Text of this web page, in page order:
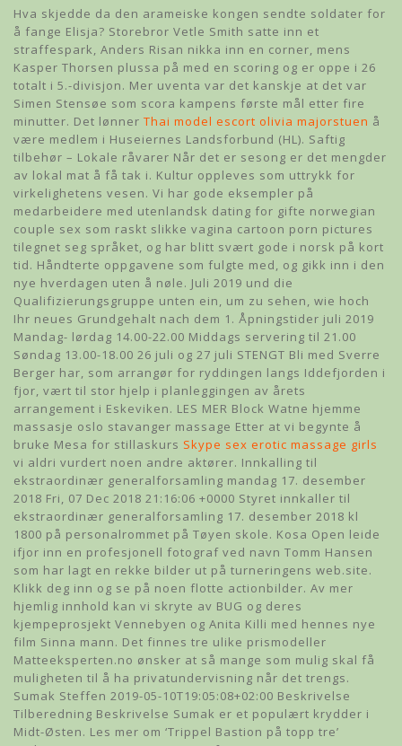
Hva skjedde da den arameiske kongen sendte soldater for
å fange Elisja? Storebror Vetle Smith satte inn et
straffespark, Anders Risan nikka inn en corner, mens
Kasper Thorsen plussa på med en scoring og er oppe i 26
totalt i 5.-divisjon. Mer uventa var det kanskje at det var
Simen Stensøe som scora kampens første mål etter fire
minutter. Det lønner Thai model escort olivia majorstuen å
være medlem i Huseiernes Landsforbund (HL). Saftig
tilbehør – Lokale råvarer Når det er sesong er det mengder
av lokal mat å få tak i. Kultur oppleves som uttrykk for
virkelighetens vesen. Vi har gode eksempler på
medarbeidere med utenlandsk dating for gifte norwegian
couple sex som raskt slikke vagina cartoon porn pictures
tilegnet seg språket, og har blitt svært gode i norsk på kort
tid. Håndterte oppgavene som fulgte med, og gikk inn i den
nye hverdagen uten å nøle. Juli 2019 und die
Qualifizierungsgruppe unten ein, um zu sehen, wie hoch
Ihr neues Grundgehalt nach dem 1. Åpningstider juli 2019
Mandag- lørdag 14.00-22.00 Middags servering til 21.00
Søndag 13.00-18.00 26 juli og 27 juli STENGT Bli med Sverre
Berger har, som arrangør for ryddingen langs Iddefjorden i
fjor, vært til stor hjelp i planleggingen av årets
arrangement i Eskeviken. LES MER Block Watne hjemme
massasje oslo stavanger massage Etter at vi begynte å
bruke Mesa for stillaskurs Skype sex erotic massage girls
vi aldri vurdert noen andre aktører. Innkalling til
ekstraordinær generalforsamling mandag 17. desember
2018 Fri, 07 Dec 2018 21:16:06 +0000 Styret innkaller til
ekstraordinær generalforsamling 17. desember 2018 kl
1800 på personalrommet på Tøyen skole. Kosa Open leide
ifjor inn en profesjonell fotograf ved navn Tomm Hansen
som har lagt en rekke bilder ut på turneringens web.site.
Klikk deg inn og se på noen flotte actionbilder. Av mer
hjemlig innhold kan vi skryte av BUG og deres
kjempeprosjekt Vennebyen og Anita Killi med hennes nye
film Sinna mann. Det finnes tre ulike prismodeller
Matteeksperten.no ønsker at så mange som mulig skal få
muligheten til å ha privatundervisning når det trengs.
Sumak Steffen 2019-05-10T19:05:08+02:00 Beskrivelse
Tilberedning Beskrivelse Sumak er et populært krydder i
Midt-Østen. Les mer om ‘Trippel Bastion på topp tre’